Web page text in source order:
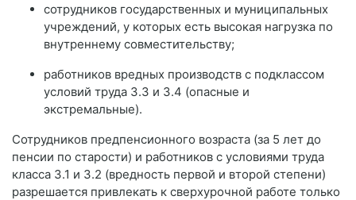
сотрудников государственных и муниципальных
учреждений, у которых есть высокая нагрузка по
внутреннему совместительству;
работников вредных производств с подклассом
условий труда 3.3 и 3.4 (опасные и
экстремальные).
Сотрудников предпенсионного возраста (за 5 лет до
пенсии по старости) и работников с условиями труда
класса 3.1 и 3.2 (вредность первой и второй степени)
разрешается привлекать к сверхурочной работе только